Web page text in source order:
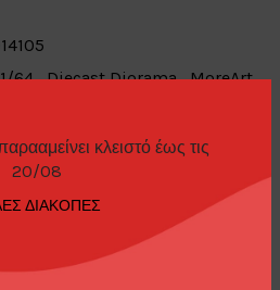
κλειστό έως τις
20/08
ΔΙΑΚΟΠΕΣ
64, Diecast Diorama, MoreArt